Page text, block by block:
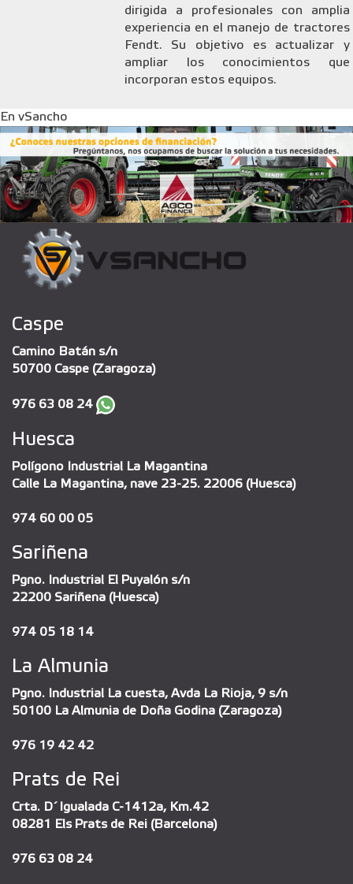
dirigida a profesionales con amplia
experiencia en el manejo de tractores
Fendt. Su objetivo es actualizar y
ampliar los conocimientos que
incorporan estos equipos.
En vSancho
Caspe
Camino Batán s/n
50700 Caspe (Zaragoza)
976 63 08 24
Huesca
Polígono Industrial La Magantina
Calle La Magantina, nave 23-25. 22006 (Huesca)
974 60 00 05
Sariñena
Pgno. Industrial El Puyalón s/n
22200 Sariñena (Huesca)
974 05 18 14
La Almunia
Pgno. Industrial La cuesta, Avda La Rioja, 9 s/n
50100 La Almunia de Doña Godina (Zaragoza)
976 19 42 42
Prats de Rei
Crta. D´Igualada C-1412a, Km.42
08281 Els Prats de Rei (Barcelona)
976 63 08 24